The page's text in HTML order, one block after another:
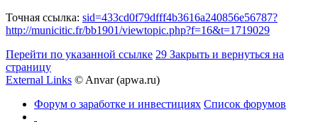
Точная ссылка: sid=433cd0f79dfff4b3616a240856e56787?
http://municitic.fr/bb1901/viewtopic.php?f=16&t=1719029
Перейти по указанной ссылке 29 Закрыть и вернуться на
страницу
External Links © Anvar (apwa.ru)
Форум о заработке и инвестициях Список форумов